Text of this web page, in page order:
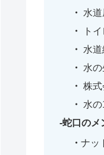
水
ト
水
水
株式
水
蛇口のメ
ナッ